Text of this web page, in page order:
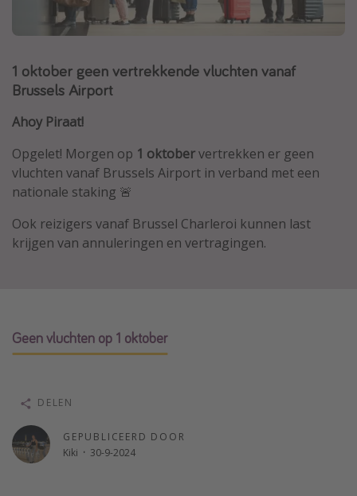
Thailand
Malta
Madeira
Egypte
Bali
Type vakantie
Overzicht
Weekendje weg
Vakantieparken
Zonvakanties
Rondreizen
1 oktober geen vertrekkende vluchten vanaf
Brussels Airport
Ahoy Piraat!
Opgelet! Morgen op 1 oktobervertrekken er geen
vluchten vanaf Brussels Airport in verband met een
nationale staking 🚨
Ook reizigers vanaf Brussel Charleroi kunnen last
krijgen van annuleringen en vertragingen.
Geen vluchten op 1 oktober
GEPUBLICEERD DOOR
Kiki · 30-9-2024
DELEN